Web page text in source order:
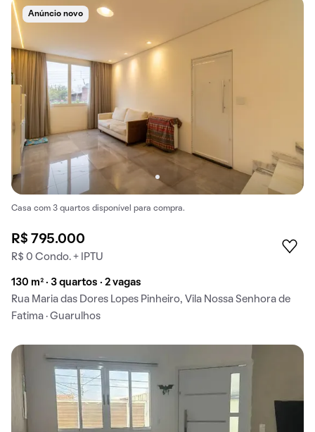
Anúncio novo
Casa com 3 quartos disponível para compra.
R$ 795.000
R$ 0 Condo. + IPTU
130 m² · 3 quartos · 2 vagas
Rua Maria das Dores Lopes Pinheiro, Vila Nossa Senhora de
Fatima · Guarulhos